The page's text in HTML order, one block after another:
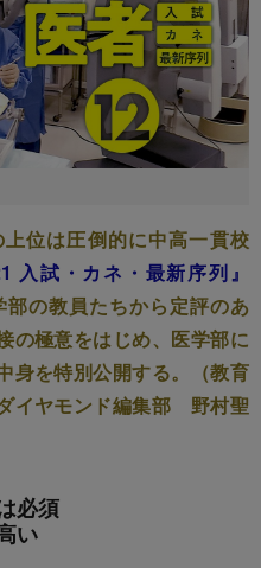
位は圧倒的に中高一貫校
入試・カネ・最新序列』
部の教員たちから定評のあ
の極意をはじめ、医学部に
身を特別公開する。（教育
イヤモンド編集部 野村聖
必須
い